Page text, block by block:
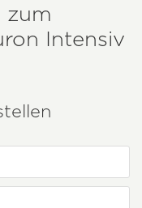
zum
Intensiv